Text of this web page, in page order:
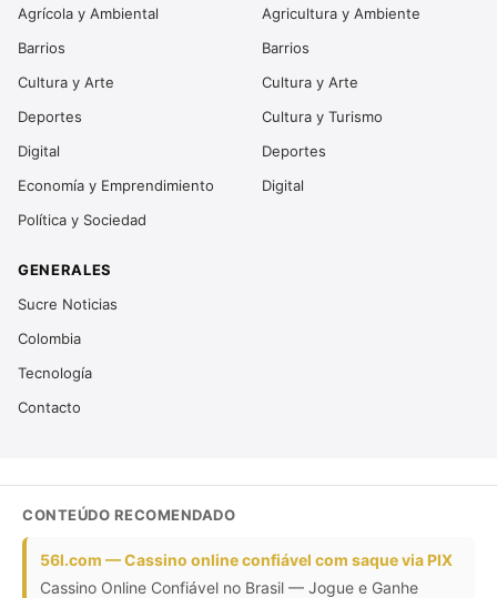
Agrícola y Ambiental
Barrios
Cultura y Arte
Deportes
Digital
Economía y Emprendimiento
Política y Sociedad
Agricultura y Ambiente
Barrios
Cultura y Arte
Cultura y Turismo
Deportes
Digital
GENERALES
Sucre Noticias
Colombia
Tecnología
Contacto
CONTEÚDO RECOMENDADO
56l.com — Cassino online confiável com saque via PIX
Cassino Online Confiável no Brasil — Jogue e Ganhe